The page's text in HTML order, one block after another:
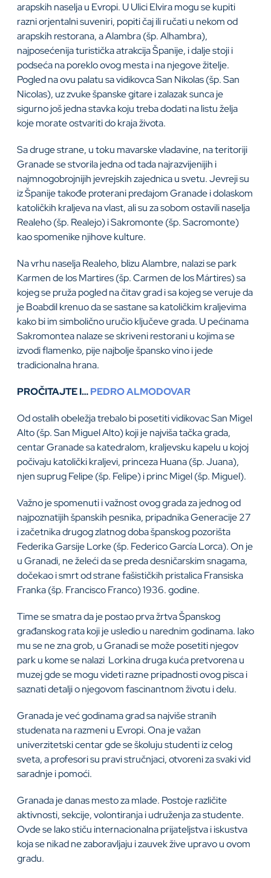
arapskih naselja u Evropi. U Ulici Elvira mogu se kupiti
razni orjentalni suveniri, popiti čaj ili ručati u nekom od
arapskih restorana, a Alambra (šp. Alhambra),
najposećenija turistička atrakcija Španije, i dalje stoji i
podseća na poreklo ovog mesta i na njegove žitelje.
Pogled na ovu palatu sa vidikovca San Nikolas (šp. San
Nicolas), uz zvuke španske gitare i zalazak sunca je
sigurno još jedna stavka koju treba dodati na listu želja
koje morate ostvariti do kraja života.
Sa druge strane, u toku mavarske vladavine, na teritoriji
Granade se stvorila jedna od tada najrazvijenijih i
najmnogobrojnijih jevrejskih zajednica u svetu. Jevreji su
iz Španije takođe proterani predajom Granade i dolaskom
katoličkih kraljeva na vlast, ali su za sobom ostavili naselja
Realeho (šp. Realejo) i Sakromonte (šp. Sacromonte)
kao spomenike njihove kulture.
Na vrhu naselja Realeho, blizu Alambre, nalazi se park
Karmen de los Martires (šp. Carmen de los Mártires) sa
kojeg se pruža pogled na čitav grad i sa kojeg se veruje da
je Boabdil krenuo da se sastane sa katoličkim kraljevima
kako bi im simbolično uručio ključeve grada. U pećinama
Sakromontea nalaze se skriveni restorani u kojima se
izvodi flamenko, pije najbolje špansko vino i jede
tradicionalna hrana.
PROČITAJTE I…PEDRO ALMODOVAR
Od ostalih obeležja trebalo bi posetiti vidikovac San Migel
Alto (šp. San Miguel Alto) koji je najviša tačka grada,
centar Granade sa katedralom, kraljevsku kapelu u kojoj
počivaju katolički kraljevi, princeza Huana (šp. Juana),
njen suprug Felipe (šp. Felipe) i princ Migel (šp. Miguel).
Važno je spomenuti i važnost ovog grada za jednog od
najpoznatijih španskih pesnika, pripadnika Generacije 27
i začetnika drugog zlatnog doba španskog pozorišta
Federika Garsije Lorke (šp. Federico García Lorca). On je
u Granadi, ne želeći da se preda desničarskim snagama,
dočekao i smrt od strane fašističkih pristalica Fransiska
Franka (šp. Francisco Franco) 1936. godine.
Time se smatra da je postao prva žrtva Španskog
građanskog rata koji je usledio u narednim godinama. Iako
mu se ne zna grob, u Granadi se može posetiti njegov
park u kome se nalazi Lorkina druga kuća pretvorena u
muzej gde se mogu videti razne pripadnosti ovog pisca i
saznati detalji o njegovom fascinantnom životu i delu.
Granada je već godinama grad sa najviše stranih
studenata na razmeni u Evropi. Ona je važan
univerzitetski centar gde se školuju studenti iz celog
sveta, a profesori su pravi stručnjaci, otvoreni za svaki vid
saradnje i pomoći.
Granada je danas mesto za mlade. Postoje različite
aktivnosti, sekcije, volontiranja i udruženja za studente.
Ovde se lako stiču internacionalna prijateljstva i iskustva
koja se nikad ne zaboravljaju i zauvek žive upravo u ovom
gradu.